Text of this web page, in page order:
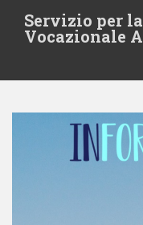
t
Servizio per
Vocazionale